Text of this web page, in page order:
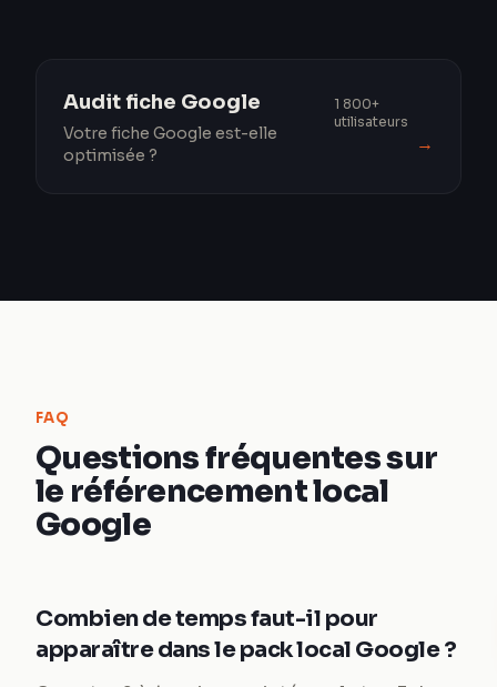
Audit fiche Google
Votre fiche Google est-elle
optimisée ?
1 800+
utilisateurs
→
FAQ
Questions fréquentes sur
le référencement local
Google
Combien de temps faut-il pour
apparaître dans le pack local Google ?